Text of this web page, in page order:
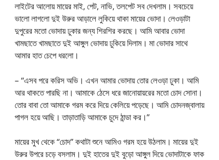
লাইটের আলোয় মায়ের মাই, পেট, নাভি, তলপেট সব দেখলাম। সবচেয়ে
ভালো লাগলো দুই উরুর আড়ালে লুকিয়ে থাকা মায়ের ভোদা। লেওড়াটা
দুপুরের মতো ভোদায় ঢুকার জন্য শিরশির করছে। আমি আবার ভোদা
খামছাতে খামছাতে দুই আঙ্গুল ভোদায় ঢুকিয়ে দিলাম। মা ভোদার সাথে
আমার হাত চেপে ধরলো।
– “এসব পরে করিস অভি। এখন আমার ভোদায় তোর লেওড়া ঢুকা। আমি
আর থাকতে পারছি না। আমাকে ঠেসে ধরে জানোয়ায়রের মতো চোদ সোনা।
তোর বাবা তো আমাকে গরম করে দিয়ে কেলিয়ে পড়েছে। আমি চোদনজ্বালায়
পাগল হয়ে আছি। তাড়াতাড়ি আমাকে চুদে ঠান্ডা কর।”
মায়ের মুখ থেকে “চোদ” কথাটা শুনে আমিও গরম হয়ে উঠলাম। মায়ের দুই
উরুর উপরে চড়ে বসলাম। দুই হাতের দুই বুড়ো আঙ্গুল দিয়ে ভোদাটাকে ফাক